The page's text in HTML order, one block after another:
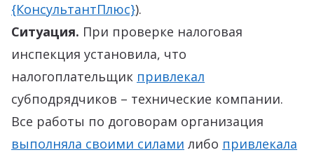
{КонсультантПлюс}).
Ситуация. При проверке налоговая
инспекция установила, что
налогоплательщик привлекал
субподрядчиков – технические компании.
Все работы по договорам организация
выполняла своими силами либо привлекала